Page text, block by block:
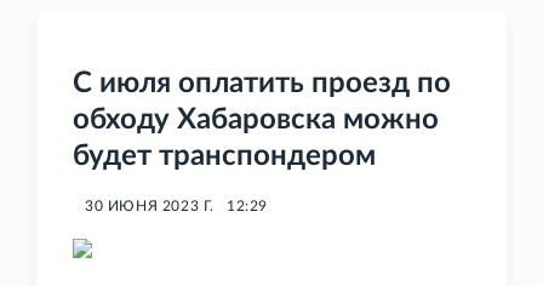
С июля оплатить проезд по
обходу Хабаровска можно
будет транспондером
30 ИЮНЯ 2023 Г. 12:29